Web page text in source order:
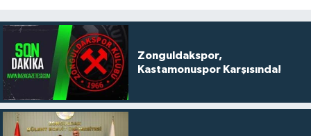
Zonguldakspor,
Kastamonuspor Karşısında!